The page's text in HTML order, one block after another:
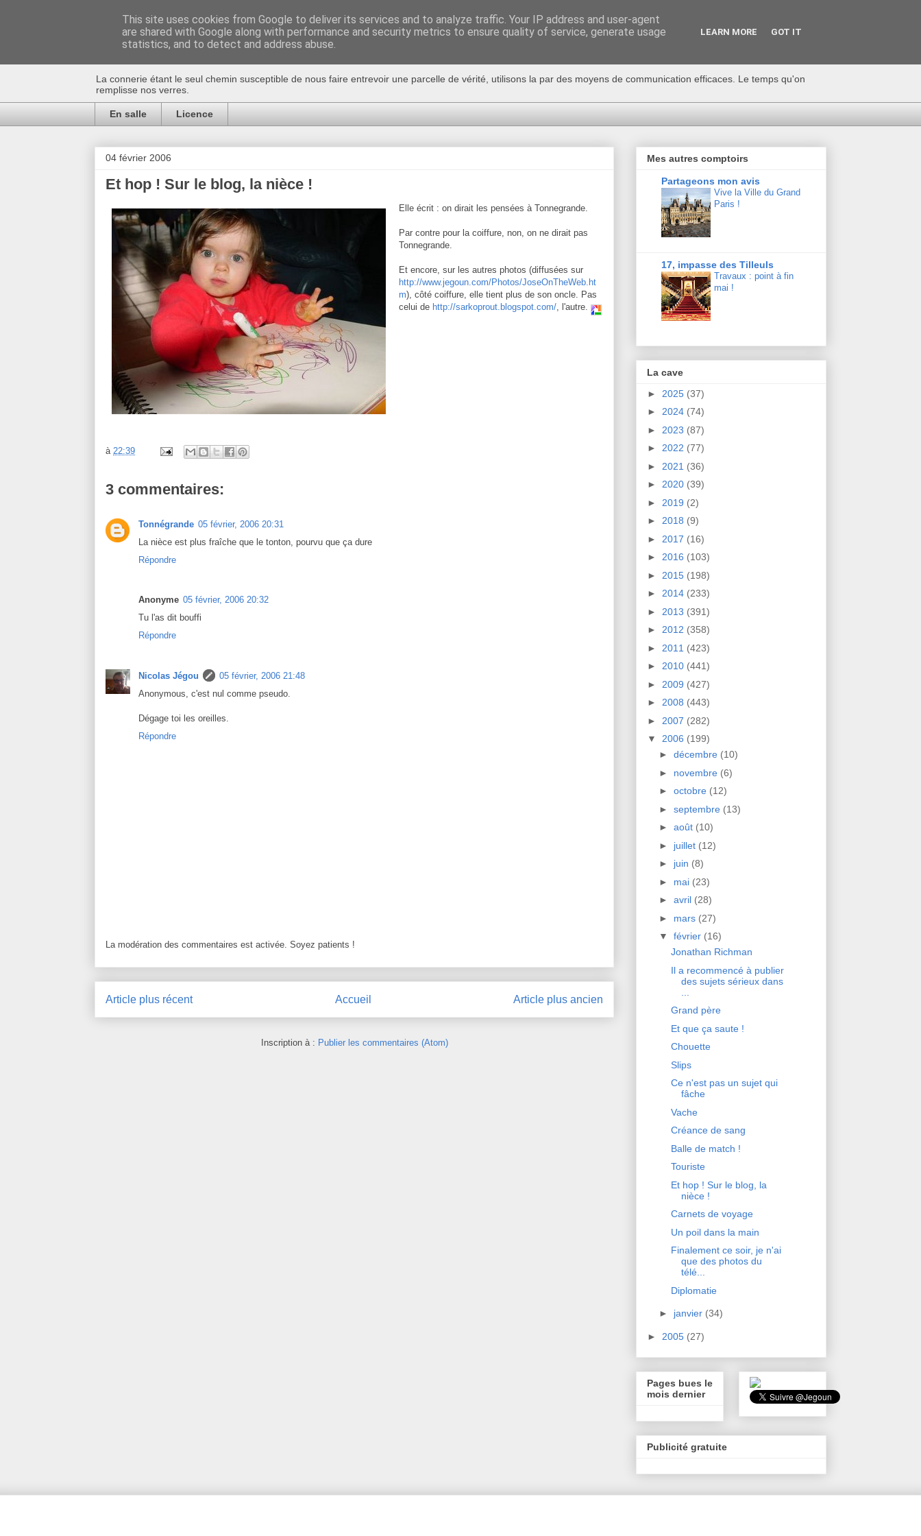
Au bistro !
La connerie étant le seul chemin susceptible de nous faire entrevoir une parcelle de vérité, utilisons la par des moyens de communication efficaces. Le temps qu'on
remplisse nos verres.
En salle Licence
04 février 2006
Et hop ! Sur le blog, la nièce !
Elle écrit : on dirait les pensées à Tonnegrande.
Par contre pour la coiffure, non, on ne dirait pas
Tonnegrande.
Et encore, sur les autres photos (diffusées sur
http://www.jegoun.com/Photos/JoseOnTheWeb.ht
m), côté coiffure, elle tient plus de son oncle. Pas
celui de http://sarkoprout.blogspot.com/ , l'autre.
à 22:39
3 commentaires:
Tonnégrande 05 février, 2006 20:31
La nièce est plus fraîche que le tonton, pourvu que ça dure
Répondre
Anonyme 05 février, 2006 20:32
Tu l'as dit bouffi
Répondre
Nicolas Jégou
05 février, 2006 21:48
Anonymous, c'est nul comme pseudo.
Dégage toi les oreilles.
Répondre
La modération des commentaires est activée. Soyez patients !
Article plus récent Article plus ancien
Accueil
Inscription à : Publier les commentaires (Atom)
Mes autres comptoirs
Partageons mon avis
Vive la Ville du Grand
Paris !
17, impasse des Tilleuls
Travaux : point à fin
mai !
La cave
► 2025 (37)
► 2024 (74)
► 2023 (87)
► 2022 (77)
► 2021 (36)
► 2020 (39)
► 2019 (2)
► 2018 (9)
► 2017 (16)
► 2016 (103)
► 2015 (198)
► 2014 (233)
► 2013 (391)
► 2012 (358)
► 2011 (423)
► 2010 (441)
► 2009 (427)
► 2008 (443)
► 2007 (282)
▼ 2006 (199)
► décembre (10)
► novembre (6)
► octobre (12)
► septembre (13)
► août (10)
► juillet (12)
► juin (8)
► mai (23)
► avril (28)
► mars (27)
▼ février (16)
Jonathan Richman
Il a recommencé à publier
des sujets sérieux dans
Grand père
Et que ça saute !
Chouette
Slips
Ce n'est pas un sujet qui
fâche
Vache
Créance de sang
Balle de match !
Touriste
Et hop ! Sur le blog, la
nièce !
Carnets de voyage
Un poil dans la main
Finalement ce soir, je n'ai
que des photos du
télé...
Diplomatie
► janvier (34)
► 2005 (27)
Pages bues le
mois dernier
Publicité gratuite
This site uses cookies from Google to deliver its services and to analyze traffic. Your IP address and user-agent
are shared with Google along with performance and security metrics to ensure quality of service, generate usage
statistics, and to detect and address abuse.
LEARN MORE GOT IT